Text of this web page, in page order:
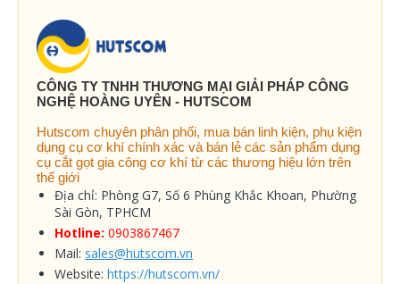
CÔNG TY TNHH THƯƠNG MẠI GIẢI PHÁP CÔNG
NGHỆ HOÀNG UYÊN - HUTSCOM
Hutscom chuyên phân phối, mua bán linh kiện, phụ kiện
dụng cụ cơ khí chính xác và bán lẻ các sản phẩm dụng
cụ cắt gọt gia công cơ khí từ các thương hiệu lớn trên
thế giới
Địa chỉ: Phòng G7, Số 6 Phùng Khắc Khoan, Phường
Sài Gòn, TPHCM
Hotline: 0903867467
Mail: sales@hutscom.vn
Website: https://hutscom.vn/